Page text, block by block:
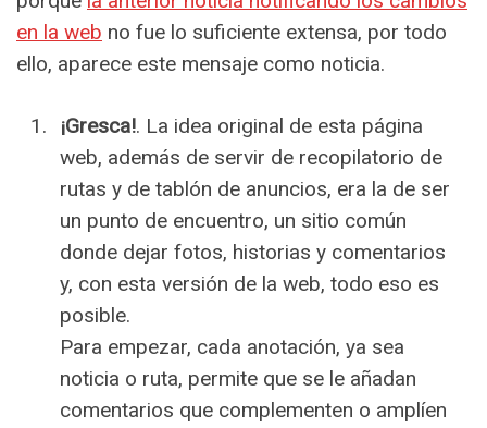
en la web no fue lo suficiente extensa, por todo
ello, aparece este mensaje como noticia.
¡Gresca!. La idea original de esta página
web, además de servir de recopilatorio de
rutas y de tablón de anuncios, era la de ser
un punto de encuentro, un sitio común
donde dejar fotos, historias y comentarios
y, con esta versión de la web, todo eso es
posible.
Para empezar, cada anotación, ya sea
noticia o ruta, permite que se le añadan
comentarios que complementen o amplíen